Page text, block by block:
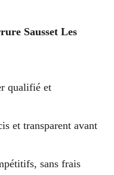
Sausset Les
qualifié et
et transparent avant
sans frais